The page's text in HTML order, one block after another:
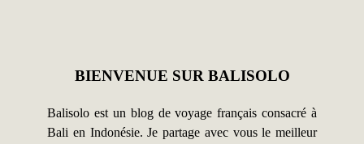
BIENVENUE SUR BALISOLO
Balisolo est un blog de voyage français consacré à
Bali en Indonésie. Je partage avec vous le meilleur